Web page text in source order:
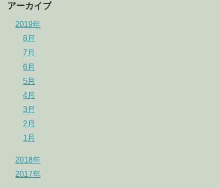
アーカイブ
2019年
8月
7月
6月
5月
4月
3月
2月
1月
2018年
2017年